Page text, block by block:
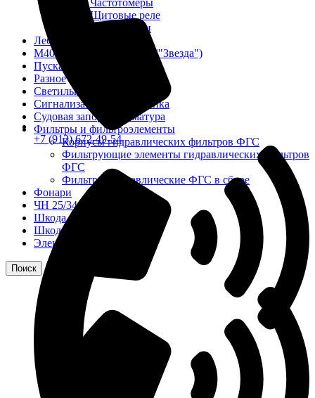
Частотомеры
Щитовые реле
Электродвигатели
Лебедка
М400 (401), М500, М756 ("Звезда")
Пускатели
Разное
Светильники судовые
Сигнализация и автоматика
Судовая запорная арматура
Фильтры и фильтроэлементы
Корпусы гидравлических фильтров ФГС
Фильтрующие элементы гидравлических фильтров
ФГС
Фильтры гидравлические ФГС в сборе
Фонари
ЧН 25/34
Шкода 6S-160
Шкода-275
Электродвигатели
Поиск
+7 (913) 672-49-54